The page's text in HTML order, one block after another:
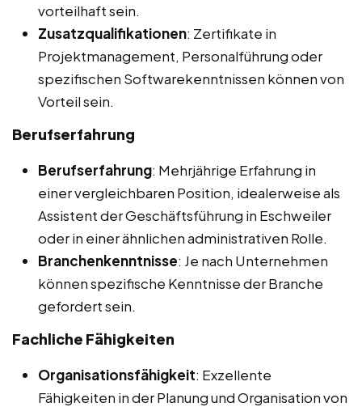
vorteilhaft sein.
Zusatzqualifikationen: Zertifikate in
Projektmanagement, Personalführung oder
spezifischen Softwarekenntnissen können von
Vorteil sein.
Berufserfahrung
Berufserfahrung: Mehrjährige Erfahrung in
einer vergleichbaren Position, idealerweise als
Assistent der Geschäftsführung in Eschweiler
oder in einer ähnlichen administrativen Rolle.
Branchenkenntnisse: Je nach Unternehmen
können spezifische Kenntnisse der Branche
gefordert sein.
Fachliche Fähigkeiten
Organisationsfähigkeit: Exzellente
Fähigkeiten in der Planung und Organisation von